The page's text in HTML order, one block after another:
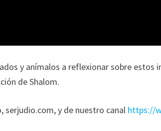
y anímalos a reflexionar sobre estos
de Shalom.
serjudio.com, y de nuestro canal https://